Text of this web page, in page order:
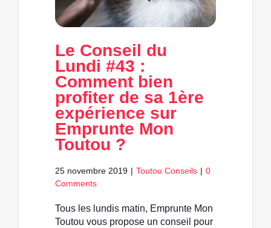
Le Conseil du
Lundi #43 :
Comment bien
profiter de sa 1ère
expérience sur
Emprunte Mon
Toutou ?
25 novembre 2019 | Toutou Conseils | 0
Comments
Tous les lundis matin, Emprunte Mon
Toutou vous propose un conseil pour